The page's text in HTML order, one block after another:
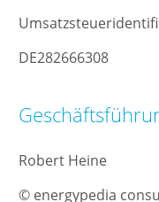
DE282666308
Robert Heine
© energypedia